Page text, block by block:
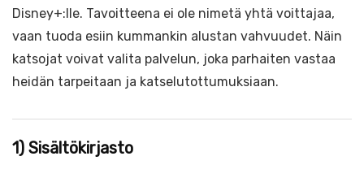
Disney+:lle. Tavoitteena ei ole nimetä yhtä voittajaa,
vaan tuoda esiin kummankin alustan vahvuudet. Näin
katsojat voivat valita palvelun, joka parhaiten vastaa
heidän tarpeitaan ja katselutottumuksiaan.
1) Sisältökirjasto